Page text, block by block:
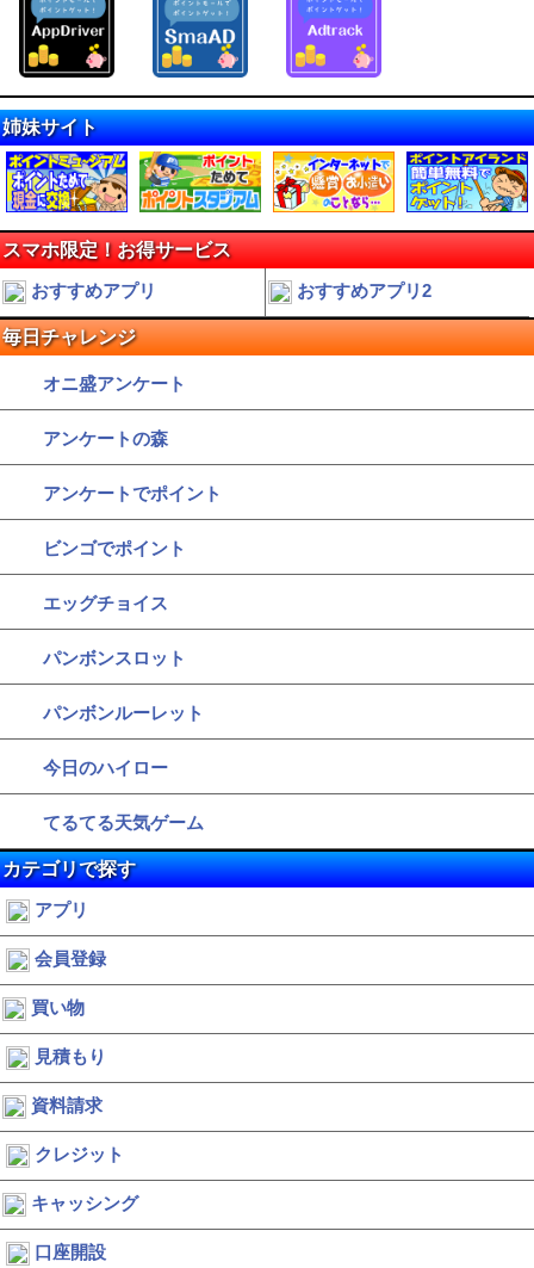
姉妹サイト
スマホ限定！お得サービス
おすすめアプリ
おすすめアプリ2
毎日チャレンジ
オニ盛アンケート
アンケートの森
アンケートでポイント
ビンゴでポイント
エッグチョイス
パンボンスロット
パンボンルーレット
今日のハイロー
てるてる天気ゲーム
カテゴリで探す
アプリ
会員登録
買い物
見積もり
資料請求
クレジット
キャッシング
口座開設